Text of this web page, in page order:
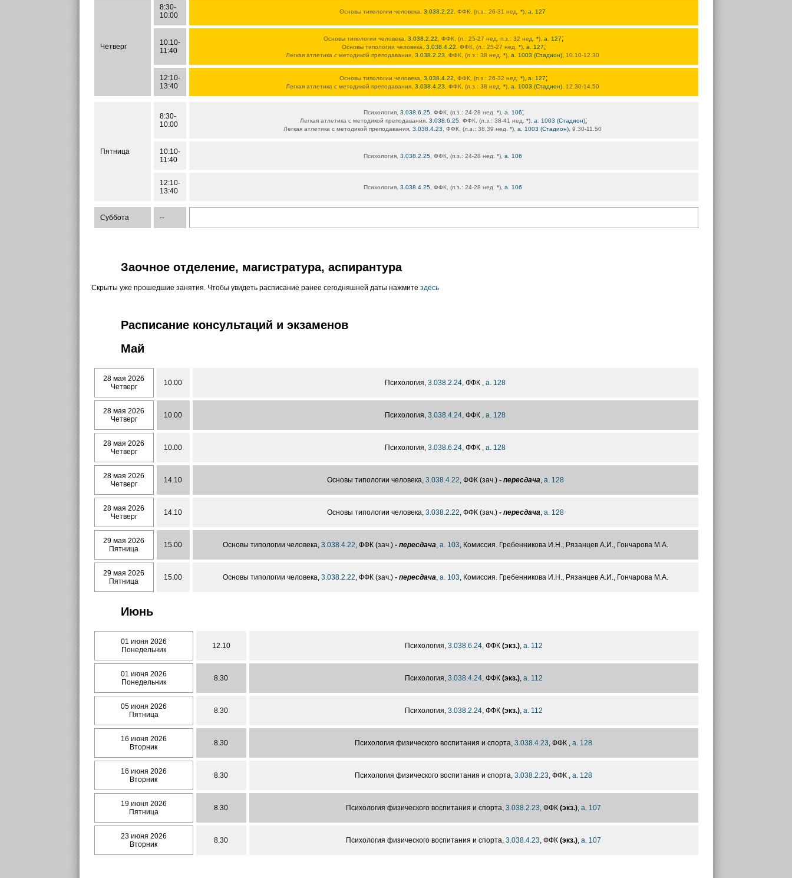
Четверг
8:30-
10:00
Основы типологии человека, 3.038.2.22 , ФФК, (п.з.: 26-31 нед. *), а. 127
10:10-
11:40
Основы типологии человека, 3.038.2.22 , ФФК, (л.: 25-27 нед. п.з.: 32 нед. *), а. 127;
Основы типологии человека, 3.038.4.22 , ФФК, (л.: 25-27 нед. *), а. 127;
Легкая атлетика с методикой преподавания, 3.038.2.23 , ФФК, (л.з.: 38 нед. *), а. 1003 (Стадион) , 10.10-12.30
12:10-
13:40
Основы типологии человека, 3.038.4.22 , ФФК, (п.з.: 26-32 нед. *), а. 127;
Легкая атлетика с методикой преподавания, 3.038.4.23 , ФФК, (л.з.: 38 нед. *), а. 1003 (Стадион) , 12.30-14.50
Пятница
8:30-
10:00
Психология, 3.038.6.25, ФФК, (п.з.: 24-28 нед. *), а. 106;
Легкая атлетика с методикой преподавания, 3.038.6.25 , ФФК, (л.з.: 38-41 нед. *), а. 1003 (Стадион);
Легкая атлетика с методикой преподавания, 3.038.4.23 , ФФК, (л.з.: 38,39 нед. *), а. 1003 (Стадион) , 9.30-11.50
10:10-
11:40
Психология, 3.038.2.25, ФФК, (п.з.: 24-28 нед. *), а. 106
12:10-
13:40
Психология, 3.038.4.25, ФФК, (п.з.: 24-28 нед. *), а. 106
Суббота --
Заочное отделение, магистратура, аспирантура
Скрыты уже прошедшие занятия. Чтобы увидеть расписание ранее сегодняшней даты нажмите здесь
Расписание консультаций и экзаменов
Май
28 мая 2026
Четверг
10.00 Психология, 3.038.2.24, ФФК , а. 128
28 мая 2026
Четверг
10.00 Психология, 3.038.4.24, ФФК , а. 128
28 мая 2026
Четверг
10.00 Психология, 3.038.6.24, ФФК , а. 128
28 мая 2026
Четверг
14.10 Основы типологии человека, 3.038.4.22, ФФК (зач.) - пересдача, а. 128
28 мая 2026
Четверг
14.10 Основы типологии человека, 3.038.2.22, ФФК (зач.) - пересдача, а. 128
29 мая 2026
Пятница
15.00 Основы типологии человека, 3.038.4.22, ФФК (зач.) - пересдача, а. 103, Комиссия. Гребенникова И.Н., Рязанцев А.И., Гончарова М.А.
29 мая 2026
Пятница
15.00 Основы типологии человека, 3.038.2.22, ФФК (зач.) - пересдача, а. 103, Комиссия. Гребенникова И.Н., Рязанцев А.И., Гончарова М.А.
Июнь
01 июня 2026
Понедельник
12.10 Психология, 3.038.6.24, ФФК (экз.), а. 112
01 июня 2026
Понедельник
8.30 Психология, 3.038.4.24, ФФК (экз.), а. 112
05 июня 2026
Пятница
8.30 Психология, 3.038.2.24, ФФК (экз.), а. 112
16 июня 2026
Вторник
8.30 Психология физического воспитания и спорта, 3.038.4.23, ФФК , а. 128
16 июня 2026
Вторник
8.30 Психология физического воспитания и спорта, 3.038.2.23, ФФК , а. 128
19 июня 2026
Пятница
8.30 Психология физического воспитания и спорта, 3.038.2.23, ФФК (экз.), а. 107
23 июня 2026
Вторник
8.30 Психология физического воспитания и спорта, 3.038.4.23, ФФК (экз.), а. 107